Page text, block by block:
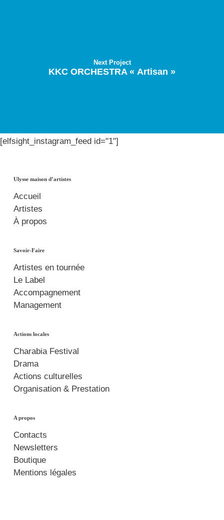
Next Project
KKC ORCHESTRA « Artisan »
[elfsight_instagram_feed id="1"]
Ulysse maison d’artistes
Accueil
Artistes
À propos
Savoir-Faire
Artistes en tournée
Le Label
Accompagnement
Management
Actions locales
Charabia Festival
Drama
Actions culturelles
Organisation & Prestation
A propos
Contacts
Newsletters
Boutique
Mentions légales